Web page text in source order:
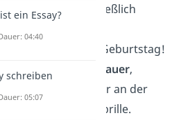
Liebe zu dir ist schließlich
Glückwunsch zum Geburtstag!
Wieder ein Jahr
schlauer,
schöner… und näher an der
nächsten Gleitsichtbrille.
ein Essay?
04:40
schreiben
05:07